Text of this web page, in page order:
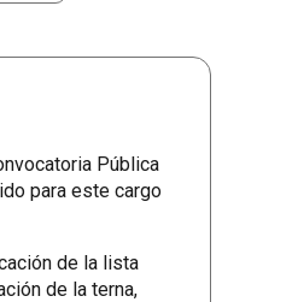
Pública
para este cargo
de la lista
de la terna,